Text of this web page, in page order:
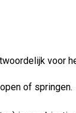
voor
of springen.